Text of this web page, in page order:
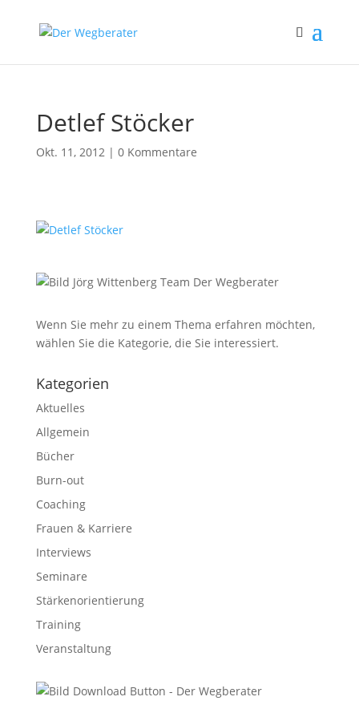
Detlef Stöcker
Okt. 11, 2012| 0 Kommentare
Wenn Sie mehr zu einem Thema erfahren möchten,
wählen Sie die Kategorie, die Sie interessiert.
Kategorien
Aktuelles
Allgemein
Bücher
Burn-out
Coaching
Frauen & Karriere
Interviews
Seminare
Stärkenorientierung
Training
Veranstaltung